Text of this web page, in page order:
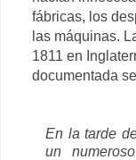
fábricas, los
las máquinas.
1811 en
documentada
En la tarde
un